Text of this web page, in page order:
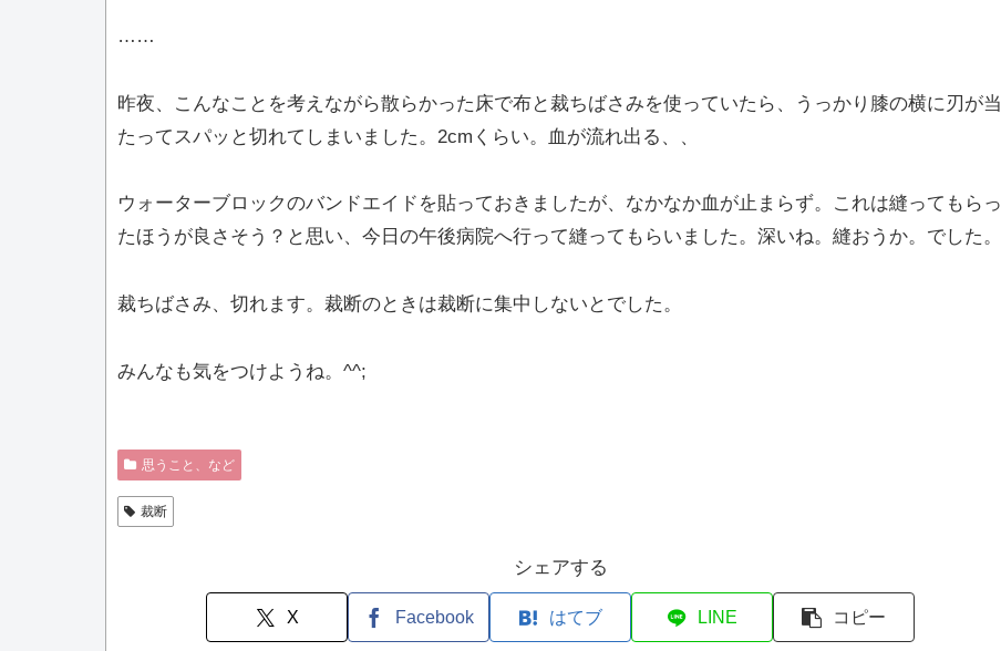
……
昨夜、こんなことを考えながら散らかった床で布と裁ちばさみを使っていたら、うっかり膝の横に刃が当
たってスパッと切れてしまいました。2cmくらい。血が流れ出る、、
ウォーターブロックのバンドエイドを貼っておきましたが、なかなか血が止まらず。これは縫ってもらっ
たほうが良さそう？と思い、今日の午後病院へ行って縫ってもらいました。深いね。縫おうか。でした。
裁ちばさみ、切れます。裁断のときは裁断に集中しないとでした。
みんなも気をつけようね。^^;
思うこと、など
裁断
シェアする
X Facebook はてブ LINE コピー